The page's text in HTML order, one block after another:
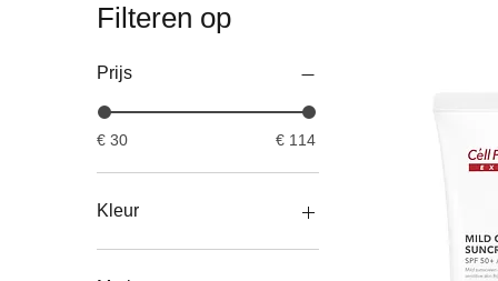
Filteren op
Prijs
€ 30 € 114
Kleur